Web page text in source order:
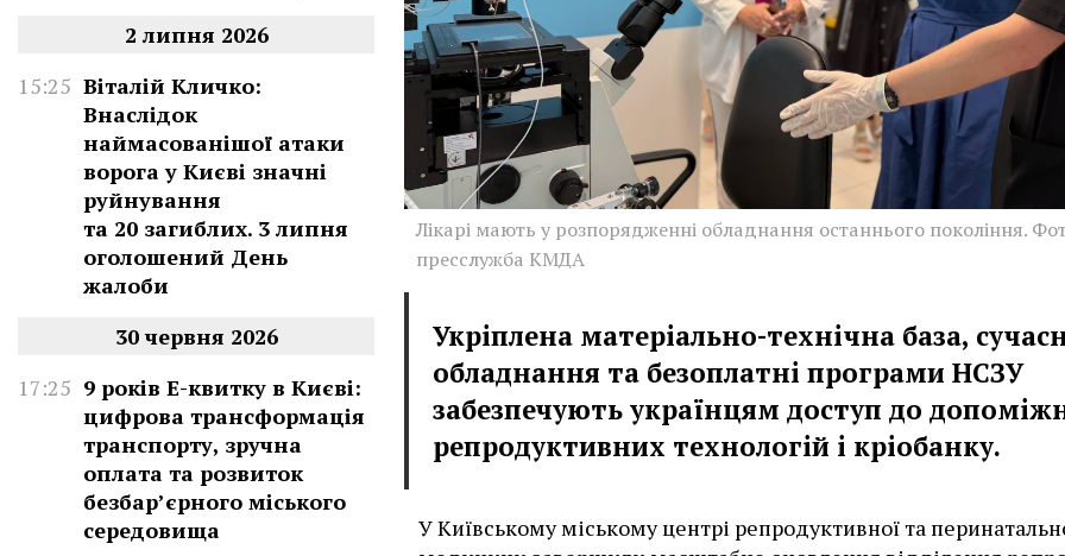
2 липня 2026
15:25 Віталій Кличко:
Внаслідок
наймасованішої атаки
ворога у Києві значні
руйнування
та 20 загиблих. 3 липня
оголошений День
жалоби
30 червня 2026
17:25 9 років Е-квитку в Києві:
цифрова трансформація
транспорту, зручна
оплата та розвиток
безбар’єрного міського
середовища
Лікарі мають у розпорядженні обладнання останнього покоління.
пресслужба КМДА
Укріплена матеріально-технічна база,
обладнання та безоплатні програми НСЗУ
забезпечують українцям доступ до
репродуктивних технологій і кріобанку.
У Київському міському центрі репродуктивної та